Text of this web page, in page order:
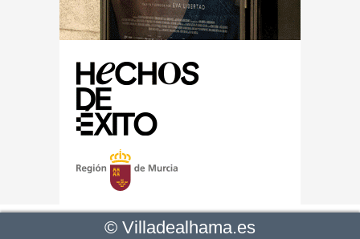
© Villadealhama.es